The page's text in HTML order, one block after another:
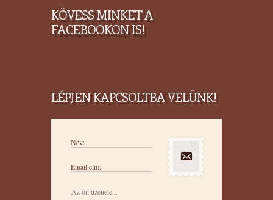
KÖVESS MINKET A
FACEBOOKON IS!
LÉPJEN KAPCSOLTBA VELÜNK!
Név:
Email cím: